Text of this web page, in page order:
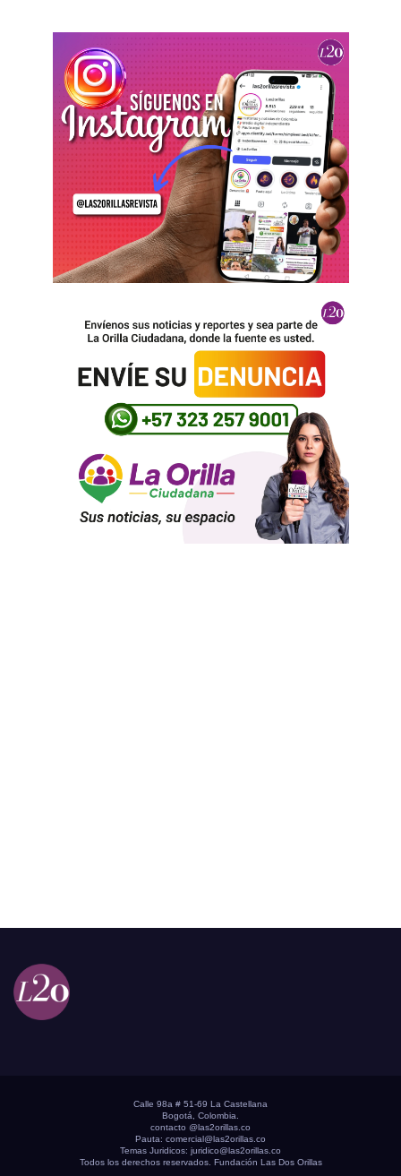
Calle 98a # 51-69 La Castellana
Bogotá, Colombia.
contacto @las2orillas.co
Pauta: comercial@las2orillas.co
Temas Juridicos: juridico@las2orillas.co
Todos los derechos reservados. Fundación Las Dos Orillas